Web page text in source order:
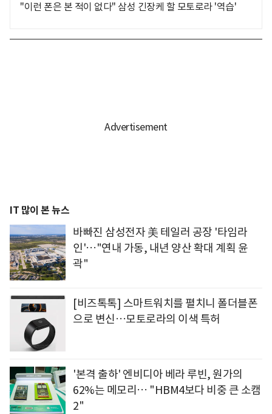
"이런 폰은 본 적이 없다" 삼성 긴장케 할 모토로라 '역습'
IT 많이 본 뉴스
바빠진 삼성전자 美 테일러 공장 '타임라
인'…"연내 가동, 내년 양산 확대 계획 윤
곽"
[비즈톡톡] 스마트워치를 펼치니 폴더블폰
으로 변신…모토로라의 이색 특허
'본격 출하' 엔비디아 베라 루빈, 원가의
62%는 메모리… "HBM4보다 비중 큰 소캠
2"